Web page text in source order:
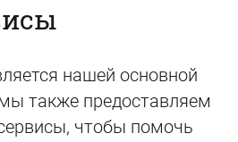
нашей основной
также предоставляем
чтобы помочь